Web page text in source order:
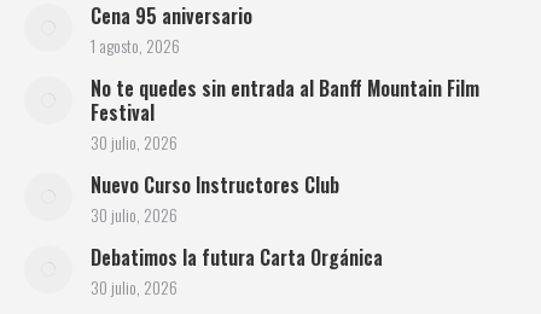
Cena 95 aniversario
1 agosto, 2026
No te quedes sin entrada al Banff Mountain Film
Festival
30 julio, 2026
Nuevo Curso Instructores Club
30 julio, 2026
Debatimos la futura Carta Orgánica
30 julio, 2026